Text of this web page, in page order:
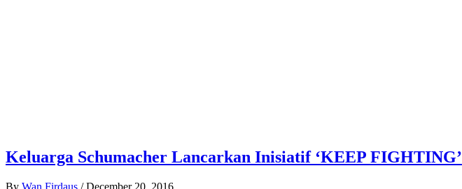
Keluarga Schumacher Lancarkan Inisiatif ‘KEEP FIGHTING’